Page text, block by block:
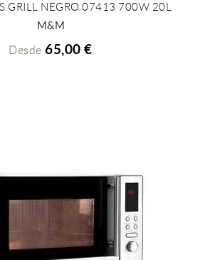
+ INFO
GRILL NEGRO 07413 700W 20L
M&M
Desde 65,00 €